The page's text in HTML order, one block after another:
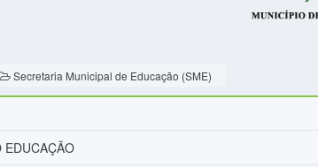
Secretaria Municipal de Educação (SME)
EDUCAÇÃO